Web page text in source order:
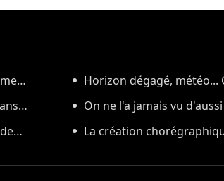
Horizon dégagé,
l'éclipse solaire du 12 août
On ne l'a jamais vu
Soleil
La création